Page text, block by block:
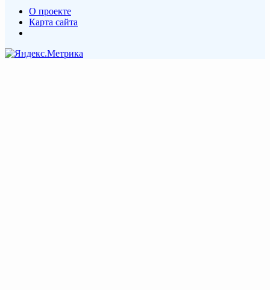
О проекте
Карта сайта